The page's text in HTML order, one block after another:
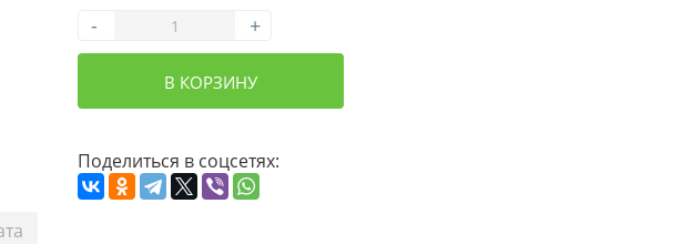
- +
В КОРЗИНУ
Поделиться в соцсетях: